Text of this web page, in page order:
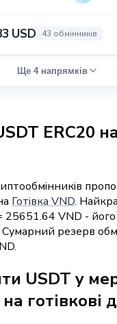
USD 43 обмінників
Ще 4 напрямків
ERC20
Готівка VND.
25651.64 VND -
резерв
USDT у
готівкові